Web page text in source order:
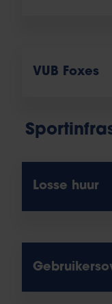
VUB Foxes
Losse huur